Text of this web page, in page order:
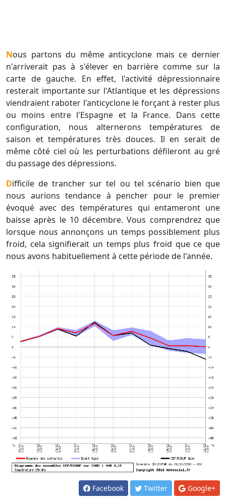
Nous partons du même anticyclone mais ce dernier
n'arriverait pas à s'élever en barrière comme sur la
carte de gauche. En effet, l'activité dépressionnaire
resterait importante sur l'Atlantique et les dépressions
viendraient raboter l'anticyclone le forçant à rester plus
ou moins entre l'Espagne et la France. Dans cette
configuration, nous alternerons températures de
saison et températures très douces. Il en serait de
même côté ciel où les perturbations défileront au gré
du passage des dépressions.
Difficile de trancher sur tel ou tel scénario bien que
nous aurions tendance à pencher pour le premier
évoqué avec des températures qui entameront une
baisse après le 10 décembre. Vous comprendrez que
lorsque nous annonçons un temps possiblement plus
froid, cela signifierait un temps plus froid que ce que
nous avons habituellement à cette période de l'année.
Facebook Twitter Google+